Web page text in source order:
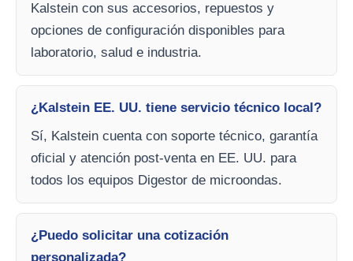
Kalstein con sus accesorios, repuestos y
opciones de configuración disponibles para
laboratorio, salud e industria.
¿Kalstein EE. UU. tiene servicio técnico local?
Sí, Kalstein cuenta con soporte técnico, garantía
oficial y atención post-venta en EE. UU. para
todos los equipos Digestor de microondas.
¿Puedo solicitar una cotización
personalizada?